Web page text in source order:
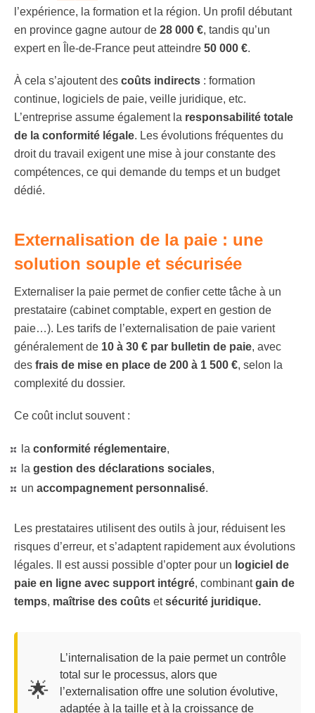
l’expérience, la formation et la région. Un profil débutant
en province gagne autour de 28 000 €, tandis qu’un
expert en Île-de-France peut atteindre 50 000 €.
À cela s’ajoutent des coûts indirects : formation
continue, logiciels de paie, veille juridique, etc.
L’entreprise assume également la responsabilité totale
de la conformité légale. Les évolutions fréquentes du
droit du travail exigent une mise à jour constante des
compétences, ce qui demande du temps et un budget
dédié.
Externalisation de la paie : une
solution souple et sécurisée
Externaliser la paie permet de confier cette tâche à un
prestataire (cabinet comptable, expert en gestion de
paie…). Les tarifs de l’externalisation de paie varient
généralement de 10 à 30 € par bulletin de paie, avec
des frais de mise en place de 200 à 1 500 €, selon la
complexité du dossier.
Ce coût inclut souvent :
la conformité réglementaire,
la gestion des déclarations sociales,
un accompagnement personnalisé.
Les prestataires utilisent des outils à jour, réduisent les
risques d’erreur, et s’adaptent rapidement aux évolutions
légales. Il est aussi possible d’opter pour un logiciel de
paie en ligne avec support intégré, combinantgain de
temps, maîtrise des coûts etsécurité juridique.
🌟
L’internalisation de la paie permet un contrôle
total sur le processus, alors que
l’externalisation offre une solution évolutive,
adaptée à la taille et à la croissance de